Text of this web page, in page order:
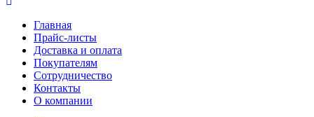
Главная
Прайс-листы
Доставка и оплата
Покупателям
Сотрудничество
Контакты
О компании